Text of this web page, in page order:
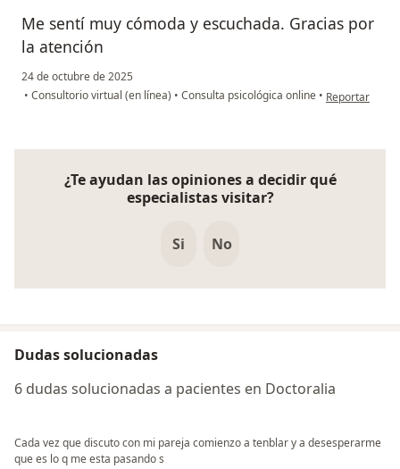
Me sentí muy cómoda y escuchada. Gracias por
la atención
24 de octubre de 2025
• Consultorio virtual (en línea) • Consulta psicológica online • en opinión del
Reportar
¿Te ayudan las opiniones a decidir qué
especialistas visitar?
Si No
Dudas solucionadas
6 dudas solucionadas a pacientes en Doctoralia
Cada vez que discuto con mi pareja comienzo a tenblar y a desesperarme
que es lo q me esta pasando s